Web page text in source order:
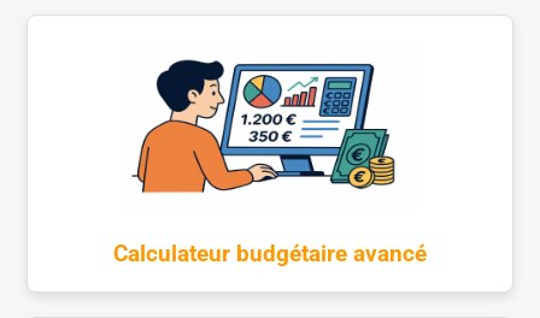
Calculateur budgétaire avancé